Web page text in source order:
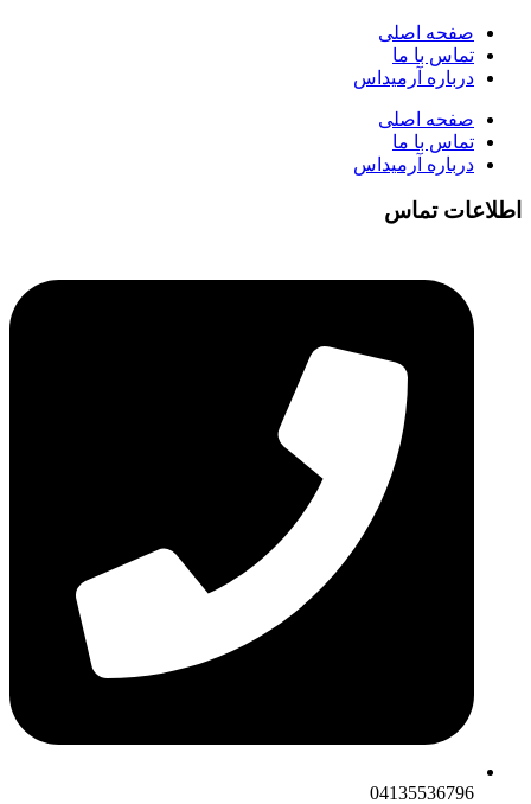
صفحه اصلی
تماس با ما
درباره آرمیداس
صفحه اصلی
تماس با ما
درباره آرمیداس
اطلاعات تماس
04135536796